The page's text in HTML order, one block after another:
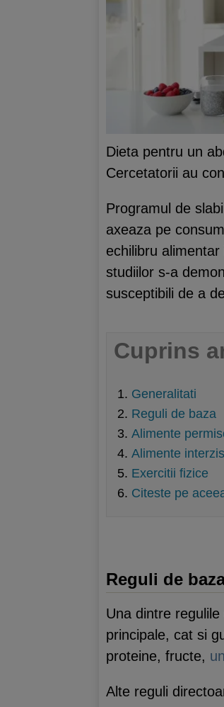
Dieta pentru un
Cercetatorii au
Programul de
axeaza pe
echilibru
studiilor s-a
susceptibili de a
Cuprins
Generalitati
Reguli de baza
Alimente
Alimente
Exercitii fizice
Citeste pe
Reguli de
Una dintre
principale, cat si
proteine, fructe,
Alte reguli